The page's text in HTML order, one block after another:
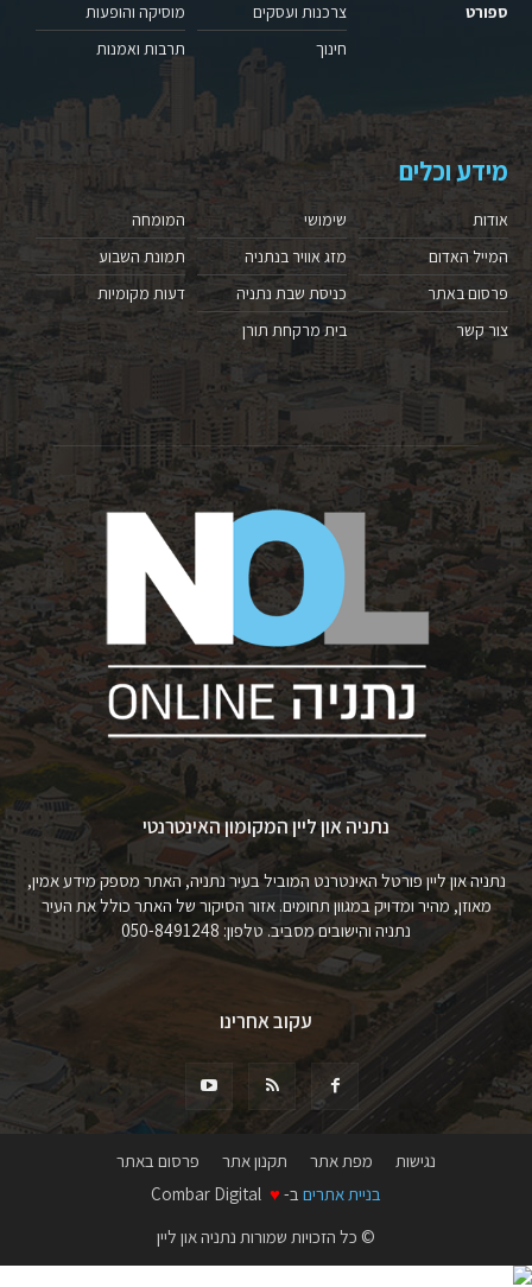
ספורט
צרכנות ועסקים
חינוך
מוסיקה והופעות
תרבות ואמנות
מידע וכלים
אודות
המייל האדום
פרסום באתר
צור קשר
שימושי
מזג אוויר בנתניה
כניסת שבת נתניה
בית מרקחת תורן
המומחה
תמונת השבוע
דעות מקומיות
נתניה און ליין המקומון האינטרנטי
נתניה און ליין פורטל האינטרנט המוביל בעיר נתניה, האתר מספק מידע אמין,
מאוזן, מהיר ומדויק במגוון תחומים. אזור הסיקור של האתר כולל את העיר
נתניה והישובים מסביב. טלפון: 050-8491248
עקוב אחרינו
נגישות מפת אתר תקנון אתר
פרסום באתר
בניית אתרים ב- ♥
© כל הזכויות שמורות נתניה און ליין